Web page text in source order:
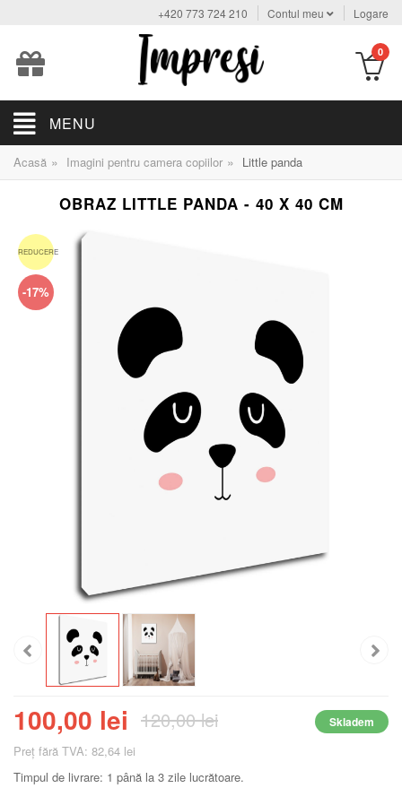
+420 773 724 210 Contul meu Logare
0
MENU
Acasă » Imagini pentru camera copiilor » Little panda
OBRAZ LITTLE PANDA - 40 X 40 CM
REDUCERE
-17%
100,00 lei 120,00 lei Skladem
Preţ fără TVA: 82,64 lei
Timpul de livrare: 1 până la 3 zile lucrătoare.